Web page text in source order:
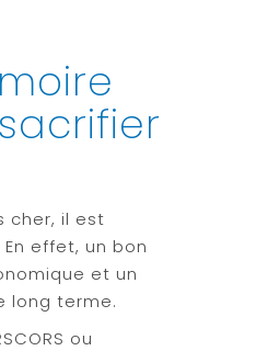
cher, il est
effet, un bon
et un
long terme.
ou